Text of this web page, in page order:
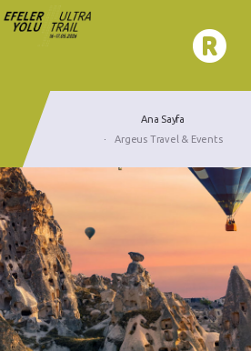
Ana Sayfa
Argeus Travel & Events